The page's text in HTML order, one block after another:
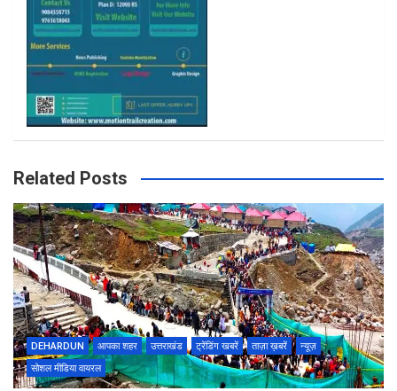
Related Posts
DEHARDUN आपका शहर उत्तराखंड ट्रेंडिंग खबरें ताज़ा ख़बरें
न्यूज़
सोशल मीडिया वायरल